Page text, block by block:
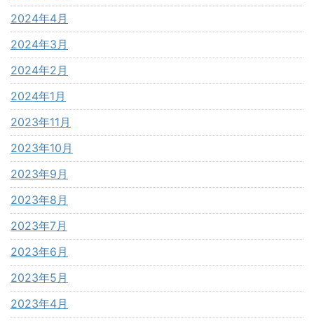
2024年4月
2024年3月
2024年2月
2024年1月
2023年11月
2023年10月
2023年9月
2023年8月
2023年7月
2023年6月
2023年5月
2023年4月